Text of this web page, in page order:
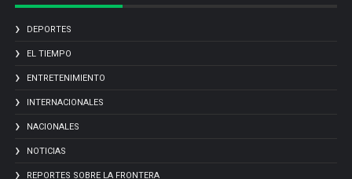
DEPORTES
EL TIEMPO
ENTRETENIMIENTO
INTERNACIONALES
NACIONALES
NOTICIAS
REPORTES SOBRE LA FRONTERA